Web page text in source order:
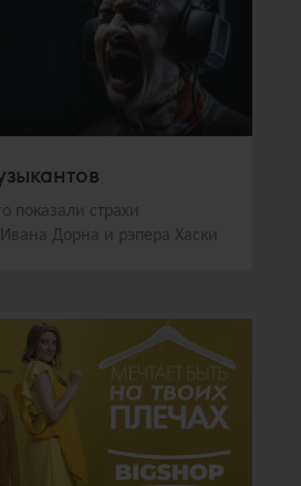
показали страхи
Дорна и рэпера Хаски